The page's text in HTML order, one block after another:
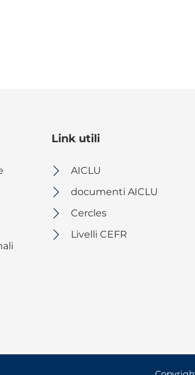
Link utili
AICLU
documenti AICLU
Cercles
Livelli CEFR